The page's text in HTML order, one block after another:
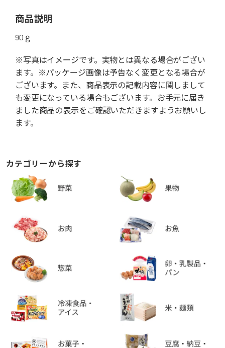
商品説明
90ｇ
※写真はイメージです。実物とは異なる場合がござい
ます。※パッケージ画像は予告なく変更となる場合が
ございます。また、商品表示の記載内容に関しまして
も変更になっている場合もございます。お手元に届き
ました商品の表示をご確認いただきますようお願いし
ます。
カテゴリーから探す